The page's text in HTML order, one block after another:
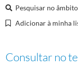
Pesquisar no
Adicionar à minha
Consultar no